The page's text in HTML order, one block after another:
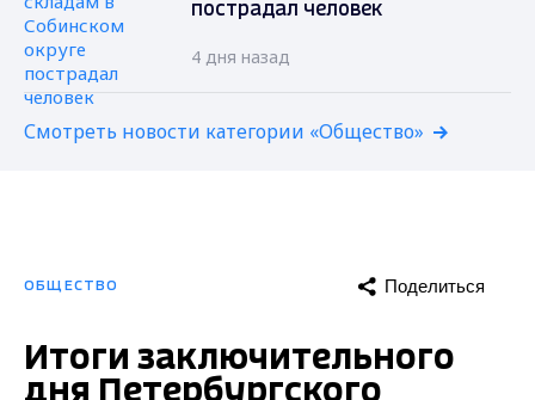
пострадал человек
4 дня назад
Смотреть новости категории «Общество»
ОБЩЕСТВО Поделиться
Итоги заключительного
дня Петербургского